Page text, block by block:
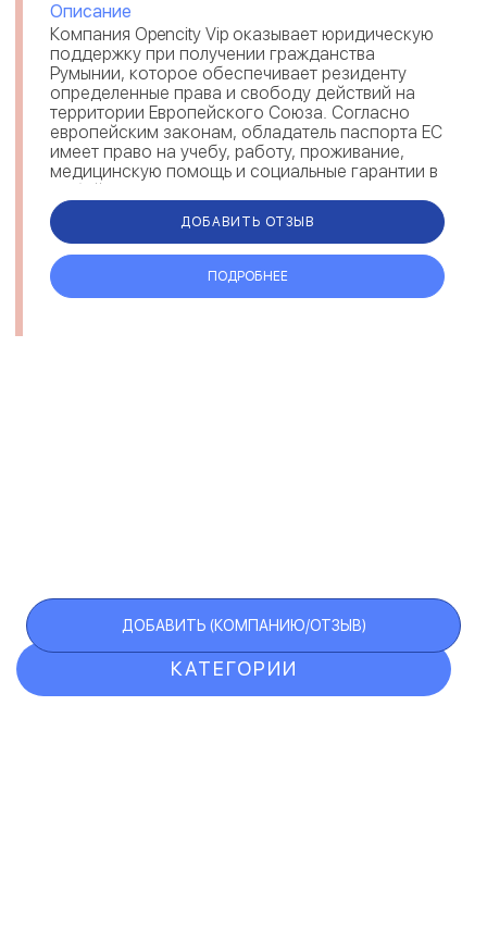
Описание
Компания Opencity Vip оказывает юридическую
поддержку при получении гражданства
Румынии, которое обеспечивает резиденту
определенные права и свободу действий на
территории Европейского Союза. Согласно
европейским законам, обладатель паспорта ЕС
имеет право на учебу, работу, проживание,
медицинскую помощь и социальные гарантии в
ДОБАВИТЬ ОТЗЫВ
ПОДРОБНЕЕ
КАТЕГОРИИ
ДОБАВИТЬ (КОМПАНИЮ/ОТЗЫВ)